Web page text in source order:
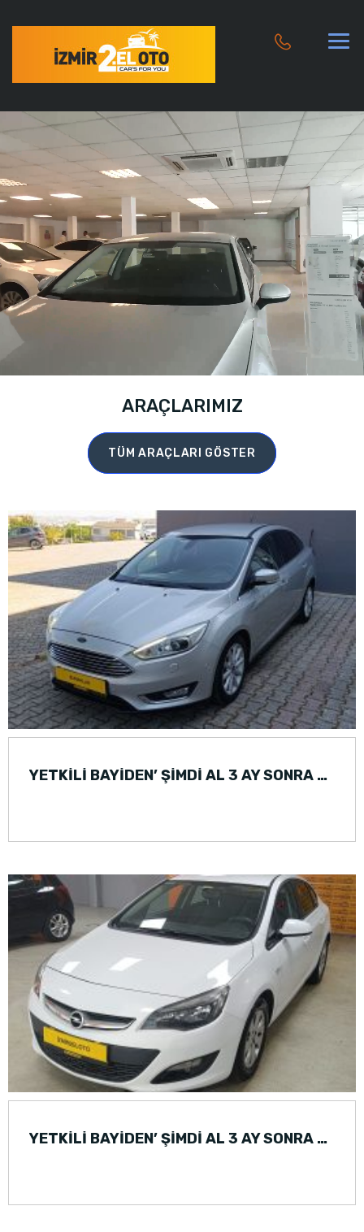
ARAÇLARIMIZ
TÜM ARAÇLARI GÖSTER
YETKİLİ BAYİDEN’ ŞİMDİ AL 3 AY SONRA ÖDE FORD FOCUS (2015)
YETKİLİ BAYİDEN’ ŞİMDİ AL 3 AY SONRA ÖDE OPEL ASTRA (2016)